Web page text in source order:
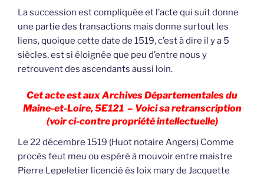
La succession est compliquée et l’acte qui suit donne
une partie des transactions mais donne surtout les
liens, quoique cette date de 1519, c’est à dire il y a 5
siècles, est si éloignée que peu d’entre nous y
retrouvent des ascendants aussi loin.
Cet acte est aux Archives Départementales du
Maine-et-Loire, 5E121 – Voici sa retranscription
(voir ci-contre propriété intellectuelle)
Le 22 décembre 1519 (Huot notaire Angers) Comme
procès feut meu ou espéré à mouvoir entre maistre
Pierre Lepeletier licencié ès loix mary de Jacquette